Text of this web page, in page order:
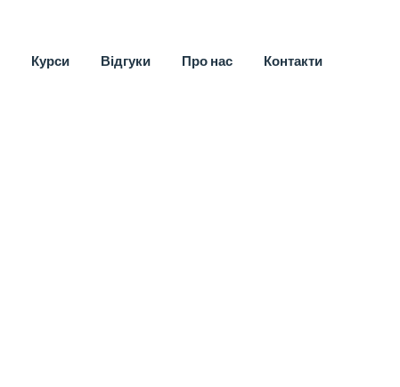
Курси Відгуки Про нас Контакти